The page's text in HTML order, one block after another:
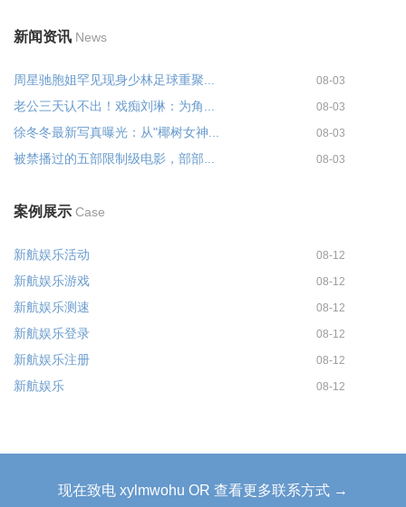
新闻资讯 News
周星驰胞姐罕见现身少林足球重聚... 08-03
老公三天认不出！戏痴刘琳：为角... 08-03
徐冬冬最新写真曝光：从"椰树女神... 08-03
被禁播过的五部限制级电影，部部... 08-03
案例展示 Case
新航娱乐活动 08-12
新航娱乐游戏 08-12
新航娱乐测速 08-12
新航娱乐登录 08-12
新航娱乐注册 08-12
新航娱乐 08-12
现在致电 xylmwohu OR 查看更多联系方式 →